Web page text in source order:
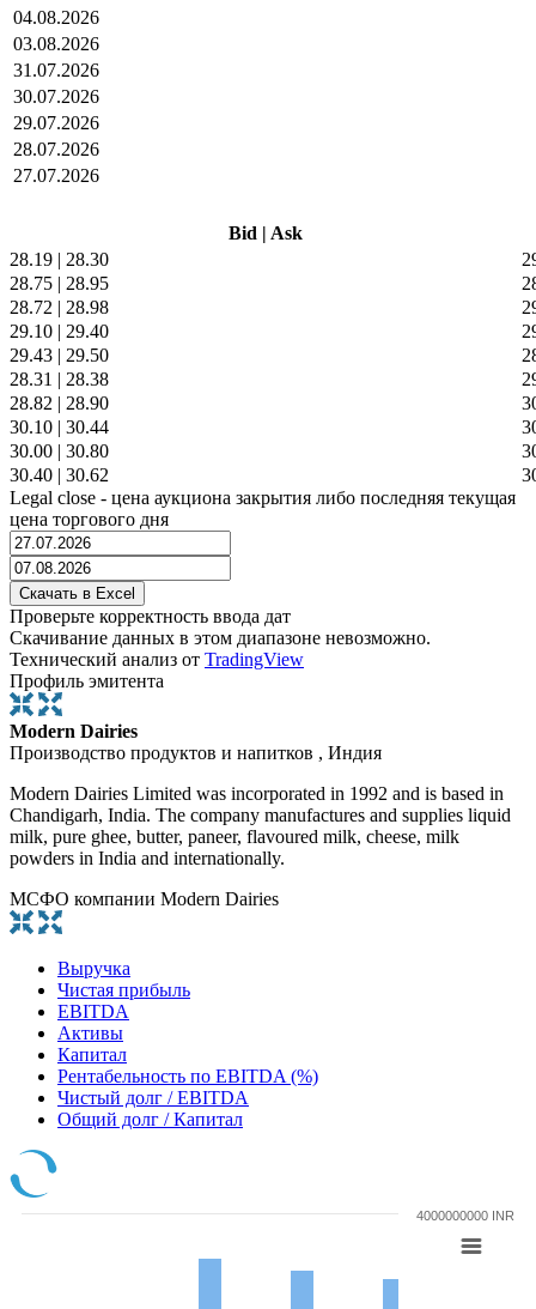
04.08.2026
03.08.2026
31.07.2026
30.07.2026
29.07.2026
28.07.2026
27.07.2026
Bid | Ask
28.19 | 28.30
28.75 | 28.95
28.72 | 28.98
29.10 | 29.40
29.43 | 29.50
28.31 | 28.38
28.82 | 28.90
30.10 | 30.44
30.00 | 30.80
30.40 | 30.62
Legal close - цена аукциона закрытия либо последняя текущая
цена торгового дня
Проверьте корректность ввода дат
Скачивание данных в этом диапазоне невозможно.
Технический анализ от TradingView
Профиль эмитента
Modern Dairies
Производство продуктов и напитков , Индия
Modern Dairies Limited was incorporated in 1992 and is based in
Chandigarh, India. The company manufactures and supplies liquid
milk, pure ghee, butter, paneer, flavoured milk, cheese, milk
powders in India and internationally.
МСФО компании Modern Dairies
Выручка
Чистая прибыль
EBITDA
Активы
Капитал
Рентабельность по EBITDA (%)
Чистый долг / EBITDA
Общий долг / Капитал
4000000000 INR